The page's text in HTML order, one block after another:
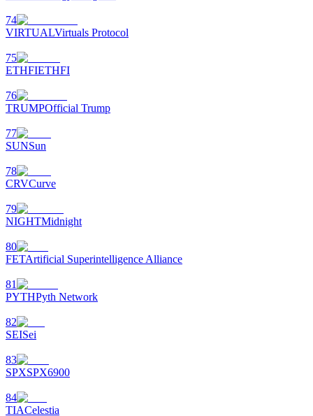
74
VIRTUALVirtuals Protocol
75
ETHFIETHFI
76
TRUMPOfficial Trump
77
SUNSun
78
CRVCurve
79
NIGHTMidnight
80
FETArtificial Superintelligence Alliance
81
PYTHPyth Network
82
SEISei
83
SPXSPX6900
84
TIACelestia